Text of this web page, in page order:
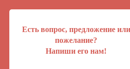
Есть вопрос, предложение или
пожелание?
Напиши его нам!